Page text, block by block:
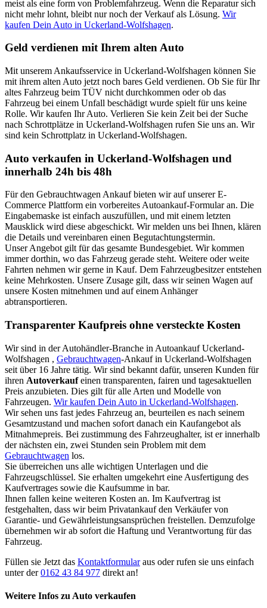
meist als eine form von Problemfahrzeug. Wenn die Reparatur sich
nicht mehr lohnt, bleibt nur noch der Verkauf als Lösung. Wir
kaufen Dein Auto in Uckerland-Wolfshagen.
Geld verdienen mit Ihrem alten Auto
Mit unserem Ankaufsservice in Uckerland-Wolfshagen können Sie
mit ihrem alten Auto jetzt noch bares Geld verdienen. Ob Sie für Ihr
altes Fahrzeug beim TÜV nicht durchkommen oder ob das
Fahrzeug bei einem Unfall beschädigt wurde spielt für uns keine
Rolle. Wir kaufen Ihr Auto. Verlieren Sie kein Zeit bei der Suche
nach Schrottplätze in Uckerland-Wolfshagen rufen Sie uns an. Wir
sind kein Schrottplatz in Uckerland-Wolfshagen.
Auto verkaufen in Uckerland-Wolfshagen und
innerhalb 24h bis 48h
Für den Gebrauchtwagen Ankauf bieten wir auf unserer E-
Commerce Plattform ein vorbereites Autoankauf-Formular an. Die
Eingabemaske ist einfach auszufüllen, und mit einem letzten
Mausklick wird diese abgeschickt. Wir melden uns bei Ihnen, klären
die Details und vereinbaren einen Begutachtungstermin.
Unser Angebot gilt für das gesamte Bundesgebiet. Wir kommen
immer dorthin, wo das Fahrzeug gerade steht. Weitere oder weite
Fahrten nehmen wir gerne in Kauf. Dem Fahrzeugbesitzer entstehen
keine Mehrkosten. Unsere Zusage gilt, dass wir seinen Wagen auf
unsere Kosten mitnehmen und auf einem Anhänger
abtransportieren.
Transparenter Kaufpreis ohne versteckte Kosten
Wir sind in der Autohändler-Branche in Autoankauf Uckerland-
Wolfshagen , Gebrauchtwagen-Ankauf in Uckerland-Wolfshagen
seit über 16 Jahre tätig. Wir sind bekannt dafür, unseren Kunden für
ihren Autoverkaufeinen transparenten, fairen und tagesaktuellen
Preis anzubieten. Dies gilt für alle Arten und Modelle von
Fahrzeugen. Wir kaufen Dein Auto in Uckerland-Wolfshagen.
Wir sehen uns fast jedes Fahrzeug an, beurteilen es nach seinem
Gesamtzustand und machen sofort danach ein Kaufangebot als
Mitnahmepreis. Bei zustimmung des Fahrzeughalter, ist er innerhalb
der nächsten ein, zwei Stunden sein Problem mit dem
Gebrauchtwagen los.
Sie überreichen uns alle wichtigen Unterlagen und die
Fahrzeugschlüssel. Sie erhalten umgekehrt eine Ausfertigung des
Kaufvertrages sowie die Kaufsumme in bar.
Ihnen fallen keine weiteren Kosten an. Im Kaufvertrag ist
festgehalten, dass wir beim Privatankauf den Verkäufer von
Garantie- und Gewährleistungsansprüchen freistellen. Demzufolge
übernehmen wir ab sofort die Haftung und Verantwortung für das
Fahrzeug.
Füllen sie Jetzt das Kontaktformularaus oder rufen sie uns einfach
unter der0162 43 84 977 direkt an!
Weitere Infos zu Auto verkaufen